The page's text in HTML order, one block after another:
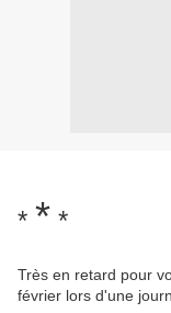
* * *
Très en retard pour
février lors d'une